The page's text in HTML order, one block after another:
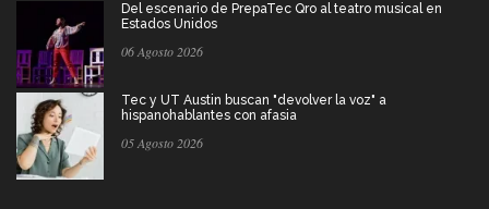
Del escenario de PrepaTec Qro al teatro musical en
Estados Unidos
06 Agosto 2026
Tec y UT Austin buscan "devolver la voz" a
hispanohablantes con afasia
05 Agosto 2026